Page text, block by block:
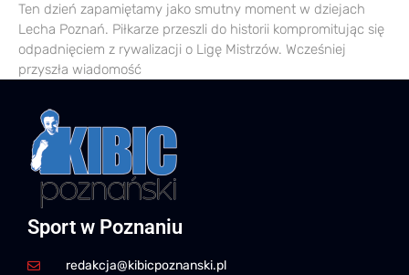
Ten dzień zapamiętamy jako smutny moment w dziejach
Lecha Poznań. Piłkarze przeszli do historii kompromitując się
odpadnięciem z rywalizacji o Ligę Mistrzów. Wcześniej
przyszła wiadomość
Sport w Poznaniu
redakcja@kibicpoznanski.pl